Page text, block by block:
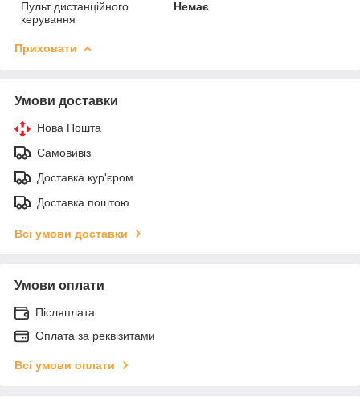
Пульт дистанційного
керування
Немає
Приховати
Умови доставки
Нова Пошта
Самовивіз
Доставка кур'єром
Доставка поштою
Всі умови доставки
Умови оплати
Післяплата
Оплата за реквізитами
Всі умови оплати